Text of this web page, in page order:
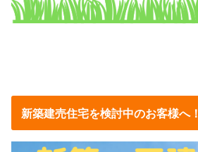
新築建売住宅を検討中のお客様へ！